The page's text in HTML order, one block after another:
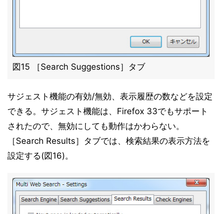
図15 ［Search Suggestions］タブ
サジェスト機能の有効/無効、表示履歴の数などを設定
できる。サジェスト機能は、Firefox 33でもサポート
されたので、無効にしても動作はかわらない。
［Search Results］タブでは、検索結果の表示方法を
設定する(図16)。